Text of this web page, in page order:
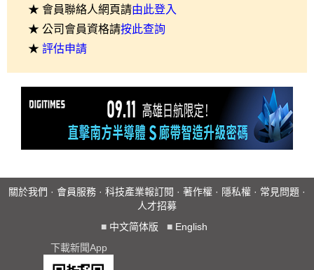
★ 會員聯絡人網頁請由此登入
★ 公司會員資格請按此查詢
★ 評估申請
關於我們 · 會員服務 · 科技產業報訂閱 · 著作權 · 隱私權 · 常見問題 ·
人才招募
■ 中文简体版 ■ English
下載新聞App